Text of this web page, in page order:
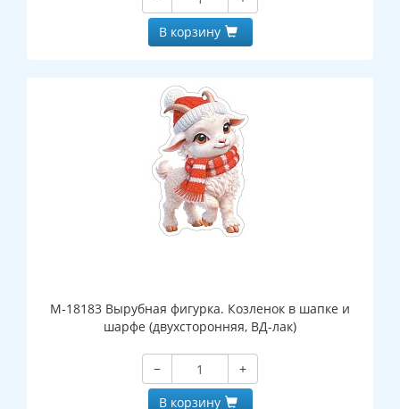
В корзину
М-18183 Вырубная фигурка. Козленок в шапке и
шарфе (двухсторонняя, ВД-лак)
−
+
В корзину